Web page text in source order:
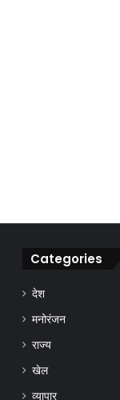
Categories
देश
मनोरंजन
राज्य
खेल
व्यापार